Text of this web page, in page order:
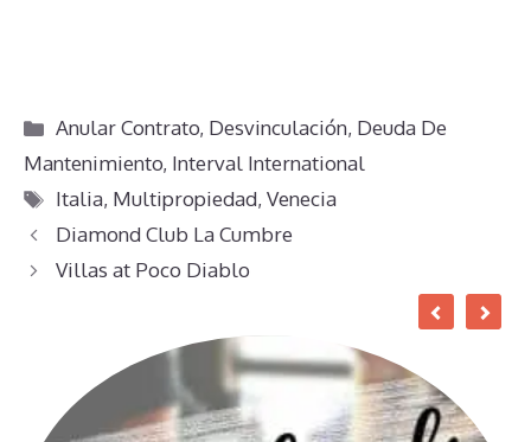
Categorías
Anular Contrato, Desvinculación, Deuda De
Mantenimiento, Interval International
Etiquetas
Italia, Multipropiedad,Venecia
Diamond Club La Cumbre
Villas at Poco Diablo